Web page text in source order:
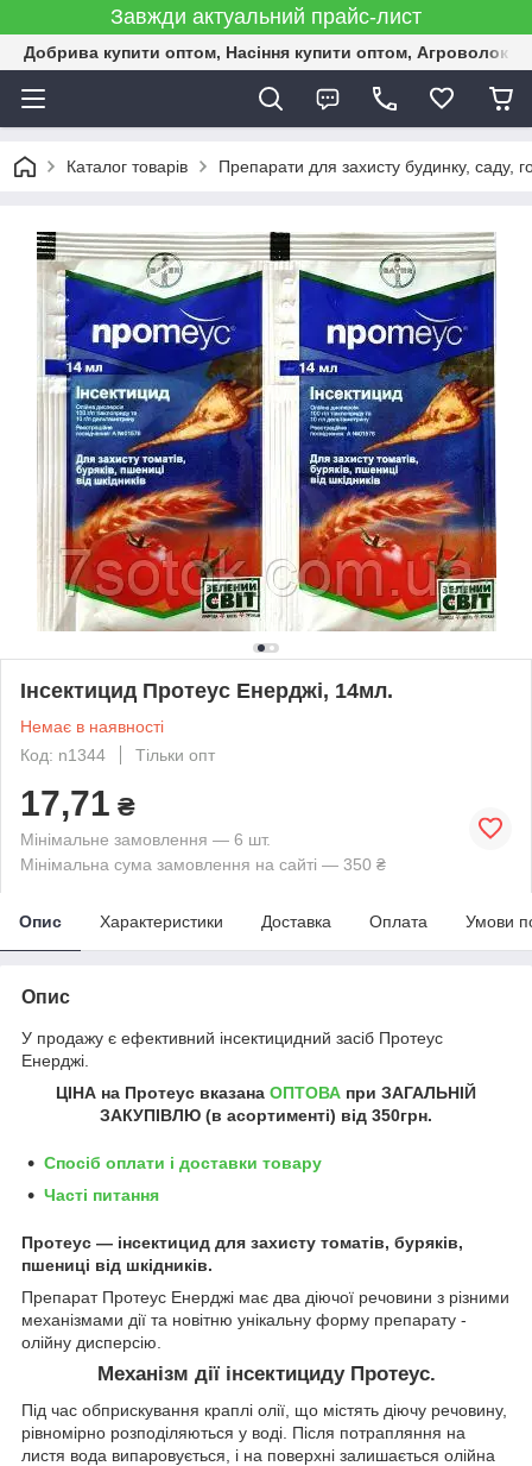
Завжди актуальний прайс-лист
Добрива купити оптом, Насіння купити оптом,
Каталог товарів Препарати для захисту будинку, саду,
Інсектицид Протеус Енерджі, 14мл.
Немає в наявності
Код: n1344
Тільки опт
17,71 ₴
Мінімальне замовлення — 6 шт.
Мінімальна сума замовлення на сайті — 350 ₴
Опис Характеристики Доставка Оплата Умови
Опис
У продажу є ефективний інсектицидний засіб Протеус
Енерджі.
ЦІНА на Протеус вказана ОПТОВА при ЗАГАЛЬНІЙ
ЗАКУПІВЛЮ (в асортименті) від 350грн.
Спосіб оплати і доставки товару
Часті питання
Протеус — інсектицид для захисту томатів, буряків,
пшениці від шкідників.
Препарат Протеус Енерджі має два діючої речовини з різними
механізмами дії та новітню унікальну форму препарату -
олійну дисперсію.
Механізм дії інсектициду Протеус.
Під час обприскування краплі олії, що містять діючу речовину,
рівномірно розподіляються у воді. Після потрапляння на
листя вода випаровується, і на поверхні залишається олійна